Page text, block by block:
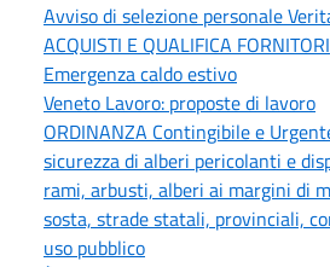
Avviso di selezione personale
ACQUISTI E QUALIFICA FORNITORI
Emergenza caldo estivo
Veneto Lavoro: proposte di lavoro
ORDINANZA Contingibile e
sicurezza di alberi pericolanti e
rami, arbusti, alberi ai margini di
sosta, strade statali, provinciali,
uso pubblico